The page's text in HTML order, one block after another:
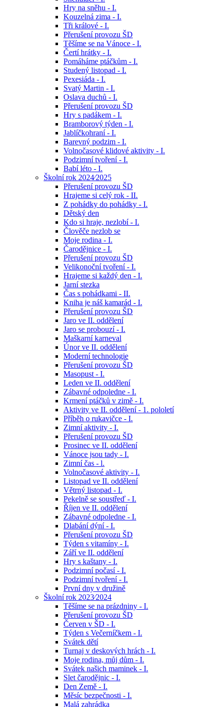
Hry na sněhu - I.
Kouzelná zima - I.
Tři králové - I.
Přerušení provozu ŠD
Těšíme se na Vánoce - I.
Čertí hrátky - I.
Pomáháme ptáčkům - I.
Studený listopad - I.
Pexesiáda - I.
Svatý Martin - I.
Oslava duchů - I.
Přerušení provozu ŠD
Hry s padákem - I.
Bramborový týden - I.
Jablíčkohraní - I.
Barevný podzim - I.
Volnočasové klidové aktivity - I.
Podzimní tvoření - I.
Babí léto - I.
Školní rok 2024⁄2025
Přerušení provozu ŠD
Hrajeme si celý rok - II.
Z pohádky do pohádky - I.
Dětský den
Kdo si hraje, nezlobí - I.
Člověče nezlob se
Moje rodina - I.
Čarodějnice - I.
Přerušení provozu ŠD
Velikonoční tvoření - I.
Hrajeme si každý den - I.
Jarní stezka
Čas s pohádkami - II.
Kniha je náš kamarád - I.
Přerušení provozu ŠD
Jaro ve II. oddělení
Jaro se probouzí - I.
Maškarní karneval
Únor ve II. oddělení
Moderní technologie
Přerušení provozu ŠD
Masopust - I.
Leden ve II. oddělení
Zábavné odpoledne - I.
Krmení ptáčků v zimě - I.
Aktivity ve II. oddělení - 1. pololetí
Příběh o rukavičce - I.
Zimní aktivity - I.
Přerušení provozu ŠD
Prosinec ve II. oddělení
Vánoce jsou tady - I.
Zimní čas - l.
Volnočasové aktivity - I.
Listopad ve II. oddělení
Větrný listopad - I.
Pekelně se soustřeď - I.
Říjen ve II. oddělení
Zábavné odpoledne - I.
Dlabání dýní - I.
Přerušení provozu ŠD
Týden s vitamíny - I.
Září ve II. oddělení
Hry s kaštany - I.
Podzimní počasí - I.
Podzimní tvoření - I.
První dny v družině
Školní rok 2023⁄2024
Těšíme se na prázdniny - I.
Přerušení provozu ŠD
Červen v ŠD - I.
Týden s Večerníčkem - I.
Svátek dětí
Turnaj v deskových hrách - I.
Moje rodina, můj dům - I.
Svátek našich maminek - I.
Slet čarodějnic - I.
Den Země - I.
Měsíc bezpečnosti - I.
Malá zahrádka